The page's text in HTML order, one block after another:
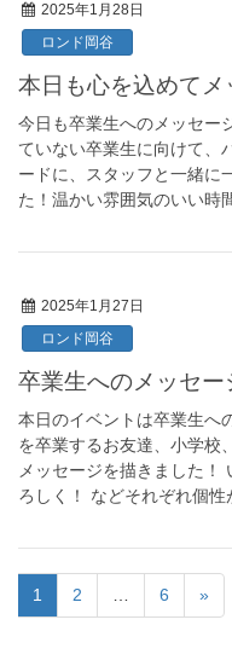
2025年1月28日
ロンド岡谷
本日も心を込めてメ
今日も卒業生へのメッセー
ていない卒業生に向けて、
ードに、スタッフと一緒に
た！温かい雰囲気のいい
2025年1月27日
ロンド岡谷
卒業生へのメッセー
本日のイベントは卒業生へ
を卒業するお友達、小学校
メッセージを描きました！
ろしく！ などそれぞれ個
1 2 6 »